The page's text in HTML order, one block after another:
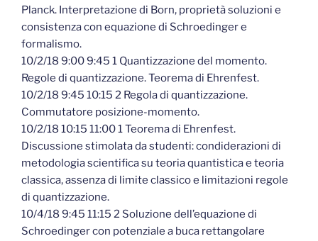
Planck. Interpretazione di Born, proprietà soluzioni e
consistenza con equazione di Schroedinger e
formalismo.
10/2/18 9:00 9:45 1 Quantizzazione del momento.
Regole di quantizzazione. Teorema di Ehrenfest.
10/2/18 9:45 10:15 2 Regola di quantizzazione.
Commutatore posizione-momento.
10/2/18 10:15 11:00 1 Teorema di Ehrenfest.
Discussione stimolata da studenti: condiderazioni di
metodologia scientifica su teoria quantistica e teoria
classica, assenza di limite classico e limitazioni regole
di quantizzazione.
10/4/18 9:45 11:15 2 Soluzione dell’equazione di
Schroedinger con potenziale a buca rettangolare